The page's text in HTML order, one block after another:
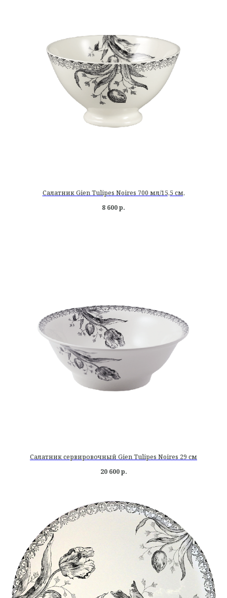
Салатник Gien Tulipes Noires 700 мл/15,5 см,
8 600р.
Салатник сервировочный Gien Tulipes Noires 29 см
20 600 р.